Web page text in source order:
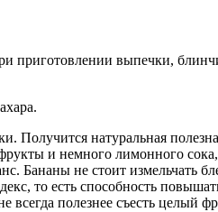
приготовлении выпечки,
Получится натуральная
и немного лимонного
Бананы не стоит измельчать
то есть способность
полезнее съесть целый